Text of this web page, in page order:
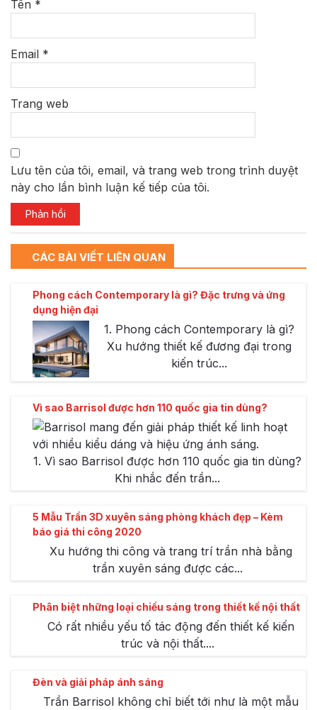
Tên *
Email *
Trang web
Lưu tên của tôi, email, và trang web trong trình duyệt
này cho lần bình luận kế tiếp của tôi.
CÁC BÀI VIẾT LIÊN QUAN
Phong cách Contemporary là gì? Đặc trưng và ứng
dụng hiện đại
1. Phong cách Contemporary là gì?
Xu hướng thiết kế đương đại trong
kiến trúc...
Vì sao Barrisol được hơn 110 quốc gia tin dùng?
1. Vì sao Barrisol được hơn 110 quốc gia tin dùng?
Khi nhắc đến trần...
5 Mẫu Trần 3D xuyên sáng phòng khách đẹp – Kèm
báo giá thi công 2020
Xu hướng thi công và trang trí trần nhà bằng
trần xuyên sáng được các...
Phân biệt những loại chiếu sáng trong thiết kế nội thất
Có rất nhiều yếu tố tác động đến thiết kế kiến
trúc và nội thất....
Đèn và giải pháp ánh sáng
Trần Barrisol không chỉ biết tới như là một mẫu